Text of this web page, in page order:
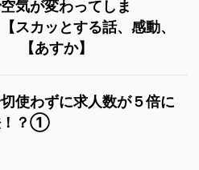
気が変わってしま
スカッとする話、感動、
【あすか】
使わずに求人数が５倍に
！？①